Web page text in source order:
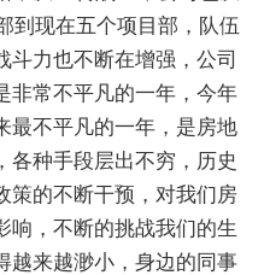
到现在五个项目部，队伍
斗力也不断在增强，公司
非常不平凡的一年，今年
最不平凡的一年，是房地
各种手段层出不穷，历史
策的不断干预，对我们房
响，不断的挑战我们的生
越来越渺小，身边的同事